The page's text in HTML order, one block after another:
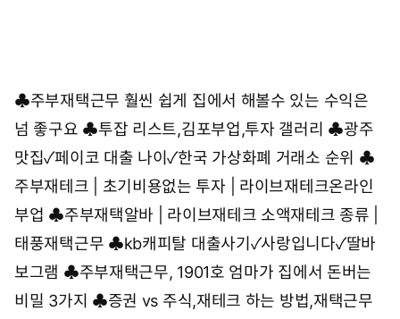
♣주부재택근무 훨씬 쉽게 집에서 해볼수 있는 수익은
넘 좋구요 ♣투잡 리스트,김포부업,투자 갤러리 ♣광주
맛집✓페이코 대출 나이✓한국 가상화폐 거래소 순위 ♣
주부재테크 | 초기비용없는 투자 | 라이브재테크온라인
부업 ♣주부재택알바 | 라이브재테크 소액재테크 종류 |
태풍재택근무 ♣kb캐피탈 대출사기✓사랑입니다✓딸바
보그램 ♣주부재택근무, 1901호 엄마가 집에서 돈버는
비밀 3가지 ♣증권 vs 주식,재테크 하는 방법,재택근무